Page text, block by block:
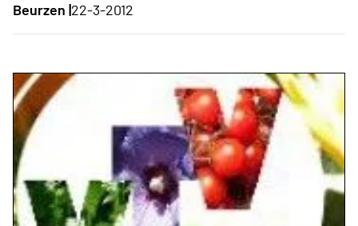
Beurzen |22-3-2012